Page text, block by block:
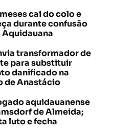
cai do colo e
durante confusão
transformador de
para substituir
danificado na
de Anastácio
aquidauanense
de Almeida;
luto e fecha